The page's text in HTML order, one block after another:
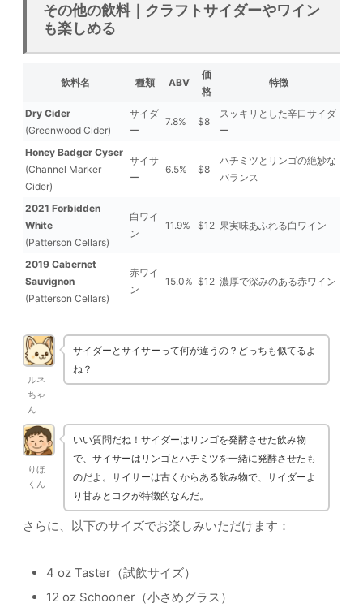
その他の飲料｜クラフトサイダーやワイン
も楽しめる
飲料名 種類 ABV
価
格
特徴
Dry Cider
(Greenwood Cider)
サイダ
ー
7.8% $8
スッキリとした辛口サイダ
ー
Honey Badger Cyser
(Channel Marker
Cider)
サイサ
ー
6.5% $8
ハチミツとリンゴの絶妙な
バランス
2021 Forbidden
White
(Patterson Cellars)
白ワイ
ン
11.9% $12 果実味あふれる白ワイン
2019 Cabernet
Sauvignon
(Patterson Cellars)
赤ワイ
ン
15.0% $12 濃厚で深みのある赤ワイン
ルネ
ちゃ
ん
サイダーとサイサーって何が違うの？どっちも似てるよ
ね？
りほ
くん
いい質問だね！サイダーはリンゴを発酵させた飲み物
で、サイサーはリンゴとハチミツを一緒に発酵させたも
のだよ。サイサーは古くからある飲み物で、サイダーよ
り甘みとコクが特徴的なんだ。
さらに、以下のサイズでお楽しみいただけます：
4 oz Taster（試飲サイズ）
12 oz Schooner（小さめグラス）